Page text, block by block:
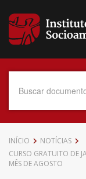
para
conteúdo
Data do Documento
INÍCIO
NOTÍCIAS
CURSO GRATUITO DE
MÊS DE AGOSTO